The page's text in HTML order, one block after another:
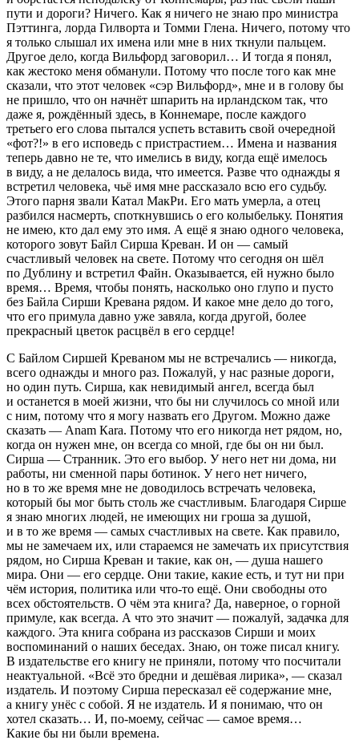
пути и дороги? Ничего. Как я ничего не знаю про министра
Пэттинга, лорда Гилворта и Томми Глена. Ничего, потому что
я только слышал их имена или мне в них ткнули пальцем.
Другое дело, когда Вильфорд заговорил… И тогда я понял,
как жестоко меня обманули. Потому что после того как мне
сказали, что этот человек «сэр Вильфорд», мне и в голову бы
не пришло, что он начнёт шпарить на ирландском так, что
даже я, рождённый здесь, в Коннемаре, после каждого
третьего его слова пытался успеть вставить свой очередной
«фот?!» в его исповедь с пристрастием… Имена и названия
теперь давно не те, что имелись в виду, когда ещё имелось
в виду, а не делалось вида, что имеется. Разве что однажды я
встретил человека, чьё имя мне рассказало всю его судьбу.
Этого парня звали Катал МакРи. Его мать умерла, а отец
разбился насмерть, споткнувшись о его колыбельку. Понятия
не имею, кто дал ему это имя. А ещё я знаю одного человека,
которого зовут Байл Сирша Креван. И он — самый
счастливый человек на свете. Потому что сегодня он шёл
по Дублину и встретил Файн. Оказывается, ей нужно было
время… Время, чтобы понять, насколько оно глупо и пусто
без Байла Сирши Кревана рядом. И какое мне дело до того,
что его примула давно уже завяла, когда другой, более
прекрасный цветок расцвёл в его сердце!
С Байлом Сиршей Креваном мы не встречались — никогда,
всего однажды и много раз. Пожалуй, у нас разные дороги,
но один путь. Сирша, как невидимый ангел, всегда был
и останется в моей жизни, что бы ни случилось со мной или
с ним, потому что я могу назвать его Другом. Можно даже
сказать — Аnam Кara. Потому что его никогда нет рядом, но,
когда он нужен мне, он всегда со мной, где бы он ни был.
Сирша — Странник. Это его выбор. У него нет ни дома, ни
работы, ни сменной пары ботинок. У него нет ничего,
но в то же время мне не доводилось встречать человека,
который бы мог быть столь же счастливым. Благодаря Сирше
я знаю многих людей, не имеющих ни гроша за душой,
и в то же время — самых счастливых на свете. Как правило,
мы не замечаем их, или стараемся не замечать их присутствия
рядом, но Сирша Креван и такие, как он, — душа нашего
мира. Они — его сердце. Они такие, какие есть, и тут ни при
чём история, политика или что-то ещё. Они свободны ото
всех обстоятельств. О чём эта книга? Да, наверное, о горной
примуле, как всегда. А что это значит — пожалуй, задачка для
каждого. Эта книга собрана из рассказов Сирши и моих
воспоминаний о наших беседах. Знаю, он тоже писал книгу.
В издательстве его книгу не приняли, потому что посчитали
неактуальной. «Всё это бредни и дешёвая лирика», — сказал
издатель. И поэтому Сирша пересказал её содержание мне,
а книгу унёс с собой. Я не издатель. И я понимаю, что он
хотел сказать… И, по-моему, сейчас — самое время…
Какие бы ни были времена.